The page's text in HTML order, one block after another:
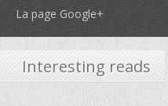
La page Google+
Interesting reads